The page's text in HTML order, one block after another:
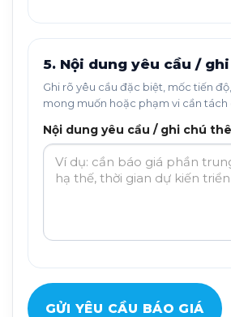
5. Nội dung yêu cầu /
Ghi rõ yêu cầu đặc biệt, mốc tiến
mong muốn hoặc phạm vi cần tách
Nội dung yêu cầu / ghi chú
GỬI YÊU CẦU BÁO GIÁ